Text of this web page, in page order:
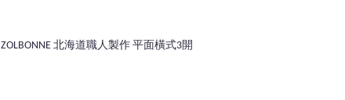
ZOLBONNE 北海道職人製作 平面橫式3開